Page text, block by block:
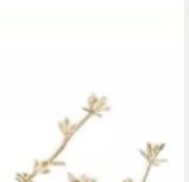
matte Oberfläche (1